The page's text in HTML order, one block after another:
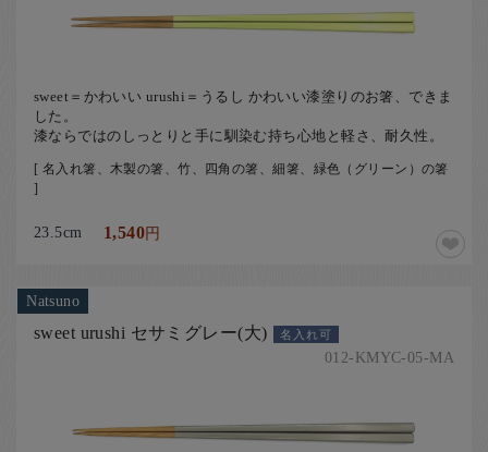
sweet＝かわいい urushi＝うるし かわいい漆塗りのお箸、できま
した。
漆ならではのしっとりと手に馴染む持ち心地と軽さ、耐久性。
[ 名入れ箸、木製の箸、竹、四角の箸、細箸、緑色（グリーン）の箸
]
23.5cm 1,540円
Natsuno
sweet urushi セサミグレー(大) 名入れ可
012-KMYC-05-MA